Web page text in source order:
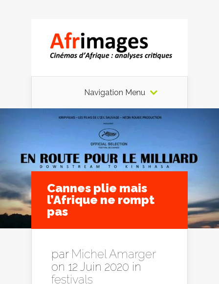
Navigation Menu
Cannes plie mais
l’Afrique ne rompt
pas
par Michel Amarger
on 12 Juin 2020 in
festivals